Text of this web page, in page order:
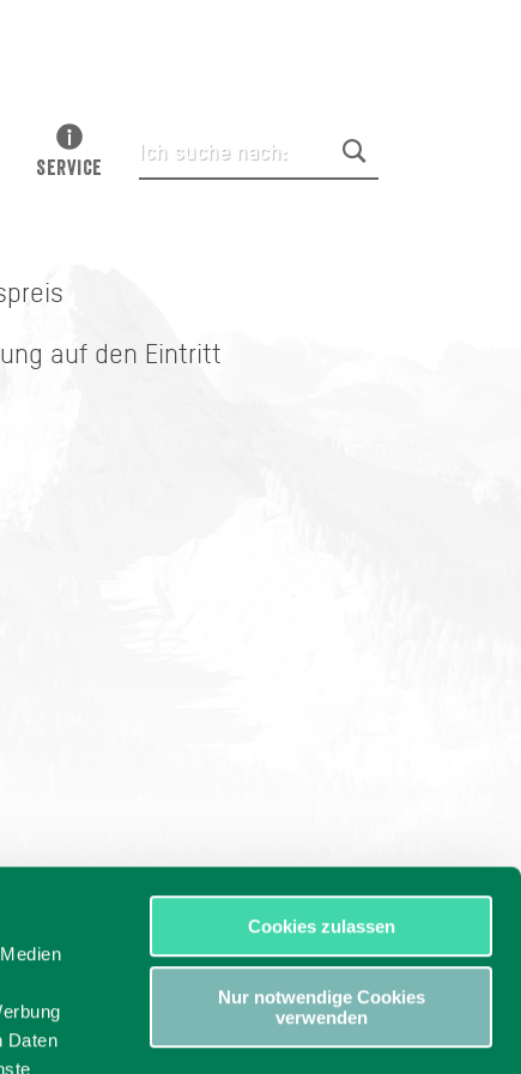
Daten
Cookies zulassen
Nur notwendige Cookies
verwenden
auf den Eintritt
SERVICE